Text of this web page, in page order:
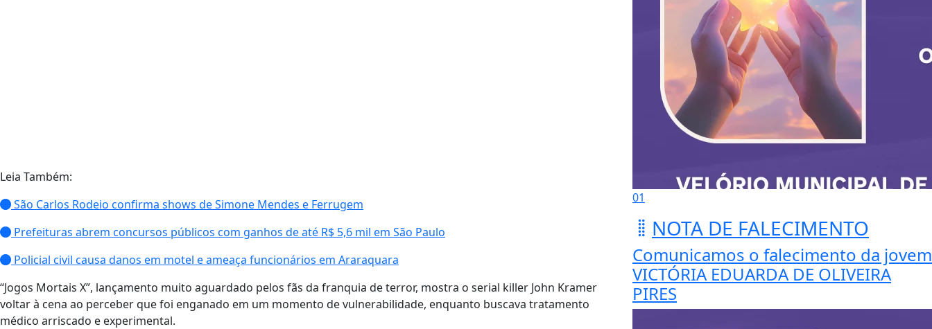
Leia Também:
São Carlos Rodeio confirma shows de Simone Mendes e Ferrugem
Prefeituras abrem concursos públicos com ganhos de até R$ 5,6 mil em São Paulo
Policial civil causa danos em motel e ameaça funcionários em Araraquara
“Jogos Mortais X”, lançamento muito aguardado pelos fãs da franquia de terror, mostra o serial killer John Kramer
voltar à cena ao perceber que foi enganado em um momento de vulnerabilidade, enquanto buscava tratamento
médico arriscado e experimental.
01
NOTA DE FALECIMENTO
Comunicamos o falecimento da jovem
VICTÓRIA EDUARDA DE OLIVEIRA
PIRES